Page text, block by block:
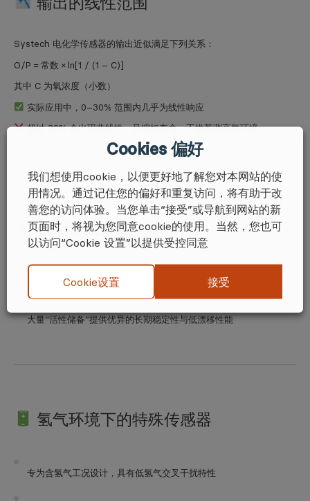
Systech 电化学传感器的输出近似满足下列关系：
O/P = 常数 × ln[1 / (1 – C)]
其中 C 为氧浓度（小数）
实际应用中，0–30% 范围内几乎为线性响应
超过 30% 会出现非线性，且缩短寿命，不推荐测高氧环境
长期稳定性与低漂移
高活性电极确保反应快速完成
大量“活性储备”提供优异的长期稳定性与低漂移性能
氢气环境下的特殊传感器
专为含氢气工况设计，具有低氢气交叉干扰特性
Cookies 偏好
我们想使用cookie，以便更好地了解您对本网站的使
用情况。通过记住您的偏好和重复访问，将有助于改
善您的访问体验。当您单击“接受”或导航到网站的新
页面时，将视为您同意cookie的使用。当然，您也可
以访问“Cookie 设置”以提供受控同意
Cookie设置 接受